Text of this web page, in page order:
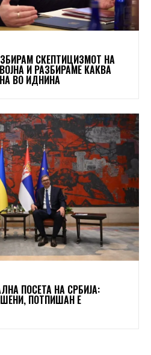
СКЕПТИЦИЗМОТ НА
И РАЗБИРАМЕ КАКВА
ВО ИДНИНА
ПОСЕТА НА СРБИЈА:
ПОТПИШАН Е